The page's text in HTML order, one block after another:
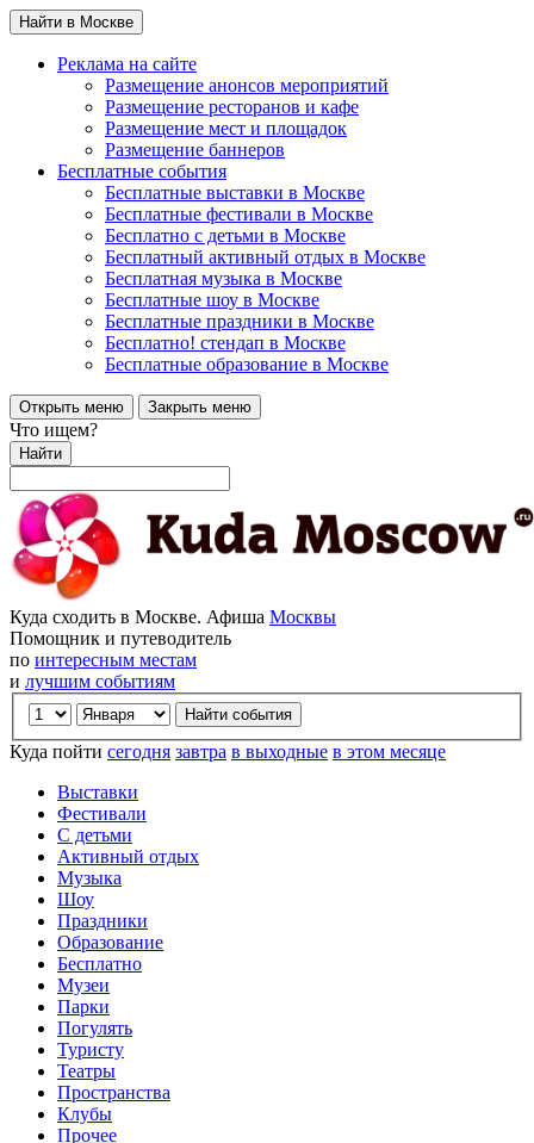
Найти в Москве
Реклама на сайте
Размещение анонсов мероприятий
Размещение ресторанов и кафе
Размещение мест и площадок
Размещение баннеров
Бесплатные события
Бесплатные выставки в Москве
Бесплатные фестивали в Москве
Бесплатно с детьми в Москве
Бесплатный активный отдых в Москве
Бесплатная музыка в Москве
Бесплатные шоу в Москве
Бесплатные праздники в Москве
Бесплатно! стендап в Москве
Бесплатные образование в Москве
Открыть меню Закрыть меню
Что ищем?
Найти
Куда сходить в Москве. Афиша Москвы
Помощник и путеводитель
по интересным местам
и лучшим событиям
Куда пойти сегодня завтра в выходные в этом месяце
Выставки
Фестивали
С детьми
Активный отдых
Музыка
Шоу
Праздники
Образование
Бесплатно
Музеи
Парки
Погулять
Туристу
Театры
Пространства
Клубы
Прочее